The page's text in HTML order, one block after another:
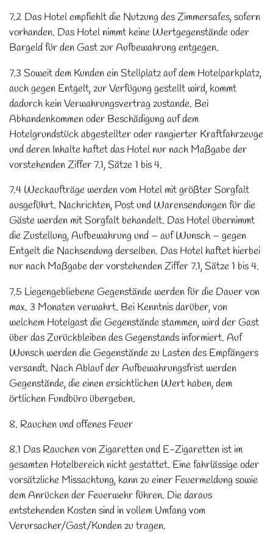
7.2 Das Hotel empfiehlt die Nutzung des Zimmersafes, sofern
vorhanden. Das Hotel nimmt keine Wertgegenstände oder
Bargeld für den Gast zur Aufbewahrung entgegen.
7.3 Soweit dem Kunden ein Stellplatz auf dem Hotelparkplatz,
auch gegen Entgelt, zur Verfügung gestellt wird, kommt
dadurch kein Verwahrungsvertrag zustande. Bei
Abhandenkommen oder Beschädigung auf dem
Hotelgrundstück abgestellter oder rangierter Kraftfahrzeuge
und deren Inhalte haftet das Hotel nur nach Maßgabe der
vorstehenden Ziffer 7.1, Sätze 1 bis 4.
7.4 Weckaufträge werden vom Hotel mit größter Sorgfalt
ausgeführt. Nachrichten, Post und Warensendungen für die
Gäste werden mit Sorgfalt behandelt. Das Hotel übernimmt
die Zustellung, Aufbewahrung und – auf Wunsch – gegen
Entgelt die Nachsendung derselben. Das Hotel haftet hierbei
nur nach Maßgabe der vorstehenden Ziffer 7.1, Sätze 1 bis 4.
7.5 Liegengebliebene Gegenstände werden für die Dauer von
max. 3 Monaten verwahrt. Bei Kenntnis darüber, von
welchem Hotelgast die Gegenstände stammen, wird der Gast
über das Zurückbleiben des Gegenstands informiert. Auf
Wunsch werden die Gegenstände zu Lasten des Empfängers
versandt. Nach Ablauf der Aufbewahrungsfrist werden
Gegenstände, die einen ersichtlichen Wert haben, dem
örtlichen Fundbüro übergeben.
8. Rauchen und offenes Feuer
8.1 Das Rauchen von Zigaretten und E-Zigaretten ist im
gesamten Hotelbereich nicht gestattet. Eine fahrlässige oder
vorsätzliche Missachtung, kann zu einer Feuermeldung sowie
dem Anrücken der Feuerwehr führen. Die daraus
entstehenden Kosten sind in vollem Umfang vom
Verursacher/Gast/Kunden zu tragen.